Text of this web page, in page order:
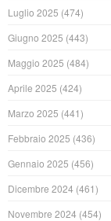
Luglio 2025 (474)
Giugno 2025 (443)
Maggio 2025 (484)
Aprile 2025 (424)
Marzo 2025 (441)
Febbraio 2025 (436)
Gennaio 2025 (456)
Dicembre 2024 (461)
Novembre 2024 (454)